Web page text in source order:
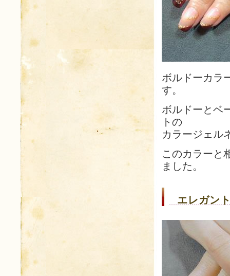
ボルドーカラ
す。
ボルドーとベ
トの
カラージェル
このカラーと
ました。
エレガン